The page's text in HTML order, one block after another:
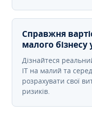
Справжня
малого бізнесу
Дізнайтеся
IT на малий та
розрахувати свої
ризиків.